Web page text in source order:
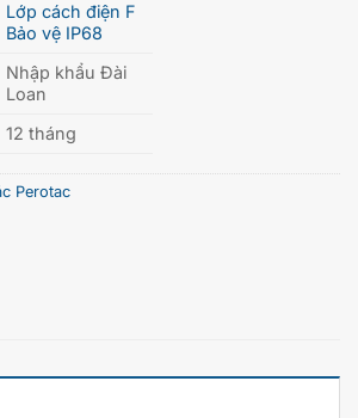
Lớp cách điện F
Bảo vệ IP68
Nhập khẩu Đài
Loan
12 tháng
Perotac